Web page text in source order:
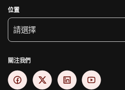
位置
請選擇
關注我們